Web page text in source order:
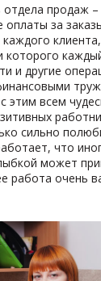
продаж –
оплаты за
которого
и другие
этим всем
сильно
что
может
работа очень